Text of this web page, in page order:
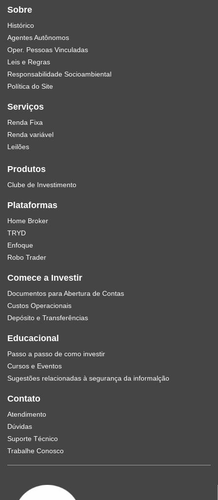
Sobre
Histórico
Agentes Autônomos
Oper. Pessoas Vinculadas
Leis e Regras
Responsabilidade Socioambiental
Política do Site
Serviços
Renda Fixa
Renda variável
Leilões
Produtos
Clube de Investimento
Plataformas
Home Broker
TRYD
Enfoque
Robo Trader
Comece a Investir
Documentos para Abertura de Contas
Custos Operacionais
Depósito e Transferências
Educacional
Passo a passo de como investir
Cursos e Eventos
Sugestões relacionadas à segurança da informalção
Contato
Atendimento
Dúvidas
Suporte Técnico
Trabalhe Conosco